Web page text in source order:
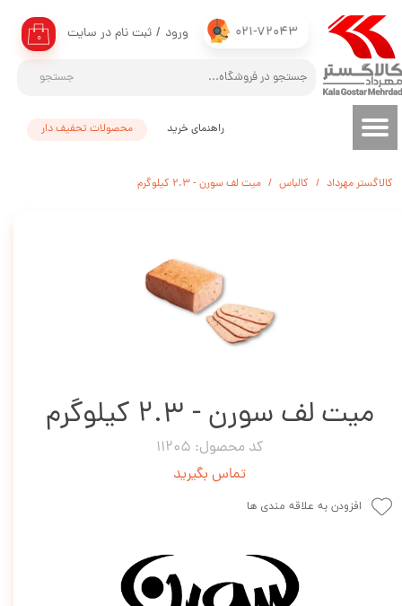
021-72043
جستجو
۰ ورود / ثبت نام در سایت
حساب کاربری من
تغییر گذر واژه
سفارشات
محصولات تحفیف دار راهنمای خرید
کالاگستر مهرداد کالباس میت لف سورن - 2.3 کیلوگرم
میت لف سورن - 2.3 کیلوگرم
کد محصول: 11205
تماس بگیرید
افزودن به علاقه مندی ها